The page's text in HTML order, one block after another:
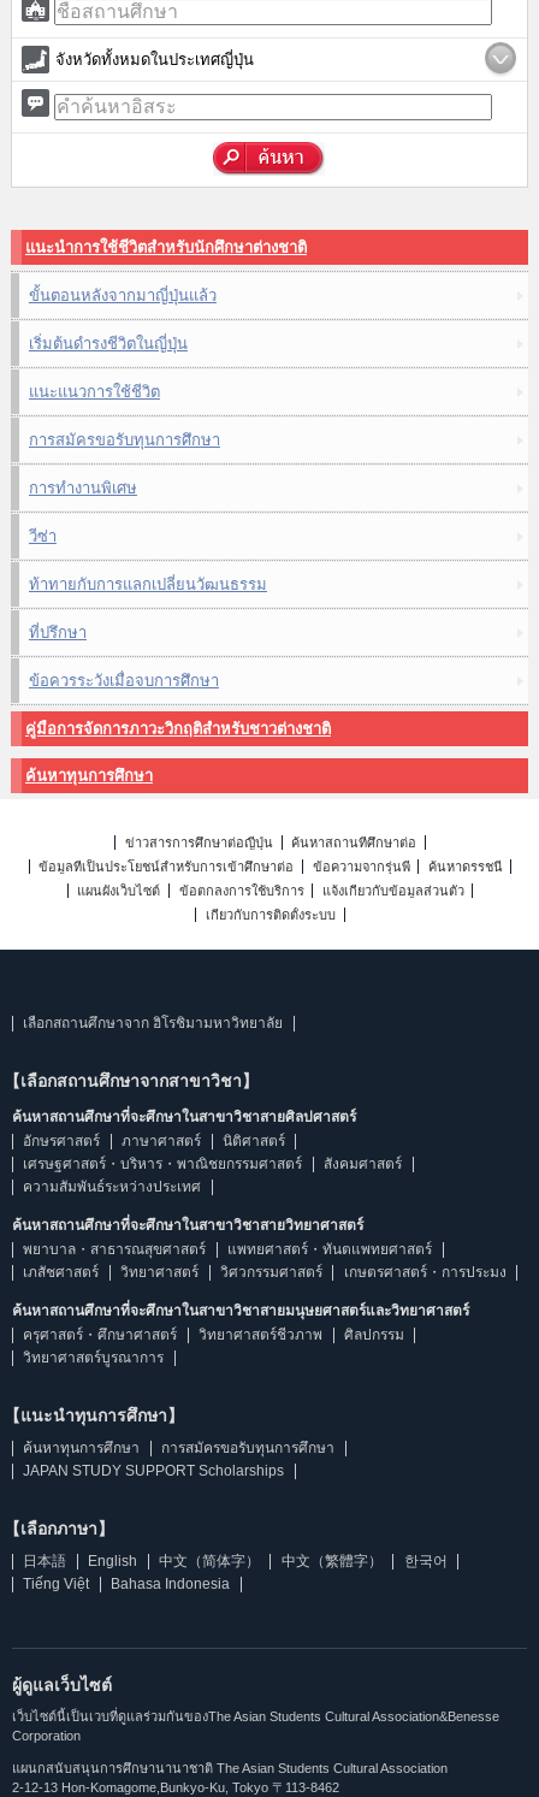
จังหวัดทั้งหมดในประเทศญี่ปุ่น
แนะนำการใช้ชีวิตสำหรับนักศึกษาต่างชาติ
ขั้นตอนหลังจากมาญี่ปุ่นแล้ว
เริ่มต้นดำรงชีวิตในญี่ปุ่น
แนะแนวการใช้ชีวิต
การสมัครขอรับทุนการศึกษา
การทำงานพิเศษ
วีซ่า
ท้าทายกับการแลกเปลี่ยนวัฒนธรรม
ที่ปรึกษา
ข้อควรระวังเมื่อจบการศึกษา
คู่มือการจัดการภาวะวิกฤติสำหรับชาวต่างชาติ
ค้นหาทุนการศึกษา
ข่าวสารการศึกษาต่อญี่ปุ่น
ค้นหาสถานที่ศึกษาต่อ
ข้อมูลที่เป็นประโยชน์สำหรับการเข้าศึกษาต่อ
ข้อความจากรุ่นพี่
ค้นหาดรรชนี
แผนผังเว็บไซต์
ข้อตกลงการใช้บริการ
แจ้งเกี่ยวกับข้อมูลส่วนตัว
เกี่ยวกับการติดตั้งระบบ
เลือกสถานศึกษาจาก ฮิโรชิมามหาวิทยาลัย
【เลือกสถานศึกษาจากสาขาวิชา】
ค้นหาสถานศึกษาที่จะศึกษาในสาขาวิชาสายศิลปศาสตร์
อักษรศาสตร์
ภาษาศาสตร์
นิติศาสตร์
เศรษฐศาสตร์・บริหาร・พาณิชยกรรมศาสตร์
สังคมศาสตร์
ความสัมพันธ์ระหว่างประเทศ
ค้นหาสถานศึกษาที่จะศึกษาในสาขาวิชาสายวิทยาศาสตร์
พยาบาล・สาธารณสุขศาสตร์
แพทยศาสตร์・ทันตแพทยศาสตร์
เภสัชศาสตร์
วิทยาศาสตร์ วิศวกรรมศาสตร์ เกษตรศาสตร์・การประมง
ค้นหาสถานศึกษาที่จะศึกษาในสาขาวิชาสายมนุษยศาสตร์และวิทยาศาสตร์
ครุศาสตร์・ศึกษาศาสตร์
วิทยาศาสตร์ชีวภาพ
ศิลปกรรม
วิทยาศาสตร์บูรณาการ
【แนะนำทุนการศึกษา】
ค้นหาทุนการศึกษา
การสมัครขอรับทุนการศึกษา
JAPAN STUDY SUPPORT Scholarships
【เลือกภาษา】
日本語 English 中文（简体字） 中文（繁體字）
한국어
Tiếng Việt
Bahasa Indonesia
ผู้ดูแลเว็บไซต์
เว็บไซต์นี้เป็นเวบที่ดูแลร่วมกันของThe Asian Students Cultural Association&Benesse
Corporation
แผนกสนับสนุนการศึกษานานาชาติ The Asian Students Cultural Association
2-12-13 Hon-Komagome,Bunkyo-Ku, Tokyo 〒113-8462